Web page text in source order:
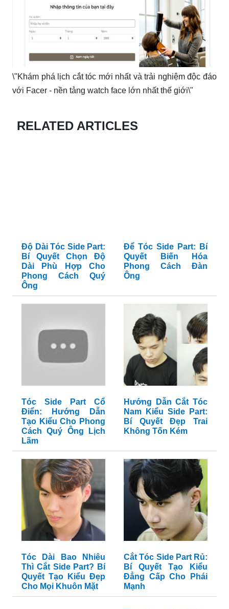
\"Khám phá lịch cắt tóc mới nhất và trải nghiệm độc đáo
với Facer - nền tảng watch face lớn nhất thế giới\"
RELATED ARTICLES
Độ Dài Tóc Side Part:
Bí Quyết Chọn Độ
Dài Phù Hợp Cho
Phong Cách Quý
Ông
Để Tóc Side Part: Bí
Quyết Biến Hóa
Phong Cách Đàn
Ông
Tóc Side Part Cổ
Điển: Hướng Dẫn
Tạo Kiểu Cho Phong
Cách Quý Ông Lịch
Lãm
Hướng Dẫn Cắt Tóc
Nam Kiểu Side Part:
Bí Quyết Đẹp Trai
Không Tốn Kém
Tóc Dài Bao Nhiêu
Thì Cắt Side Part? Bí
Quyết Tạo Kiểu Đẹp
Cho Mọi Khuôn Mặt
Cắt Tóc Side Part Rủ:
Bí Quyết Tạo Kiểu
Đẳng Cấp Cho Phái
Mạnh